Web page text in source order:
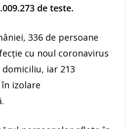
de teste.
336 de persoane
cu noul coronavirus
iar 213
izolare